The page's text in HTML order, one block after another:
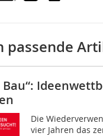
passende
Bau“:
Die
vier Jahren das